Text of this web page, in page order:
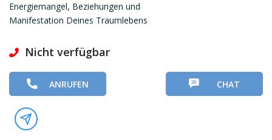
Energiemangel, Beziehungen und
Manifestation Deines Traumlebens
Nicht verfügbar
ANRUFEN CHAT